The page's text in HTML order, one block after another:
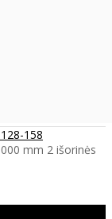
158
mm 2 išorinės